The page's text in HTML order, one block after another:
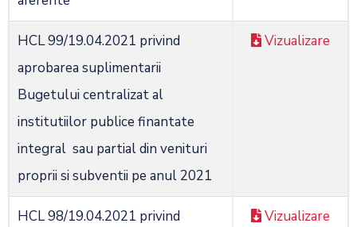
HCL 99/19.04.2021 privind
aprobarea suplimentarii
Bugetului centralizat al
institutiilor publice finantate
integral sau partial din venituri
proprii si subventii pe anul 2021
Vizualizare
HCL 98/19.04.2021 privind
Vizualizare